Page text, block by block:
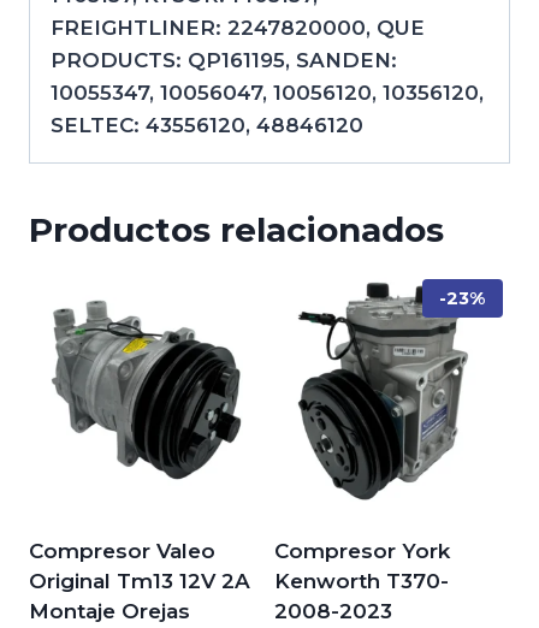
FREIGHTLINER: 2247820000, QUE
PRODUCTS: QP161195, SANDEN:
10055347, 10056047, 10056120, 10356120,
SELTEC: 43556120, 48846120
Productos relacionados
Compresor Valeo
Original Tm13 12V 2A
Montaje Orejas
-23%
Compresor York
Kenworth T370-
2008-2023